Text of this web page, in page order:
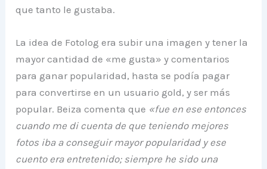
que tanto le gustaba.
La idea de Fotolog era subir una imagen y tener la
mayor cantidad de «me gusta» y comentarios
para ganar popularidad, hasta se podía pagar
para convertirse en un usuario gold, y ser más
popular. Beiza comenta que «fue en ese entonces
cuando me di cuenta de que teniendo mejores
fotos iba a conseguir mayor popularidad y ese
cuento era entretenido; siempre he sido una